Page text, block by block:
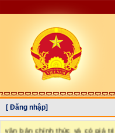
[ Đăng nhập]
"Văn bản đăng trên Công báo là
văn bản chính thức và có giá trị